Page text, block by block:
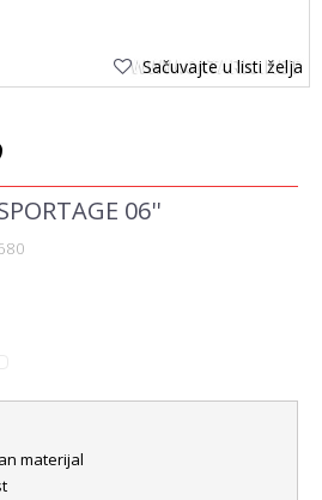
Sačuvajte u listi želja
06''
materijal